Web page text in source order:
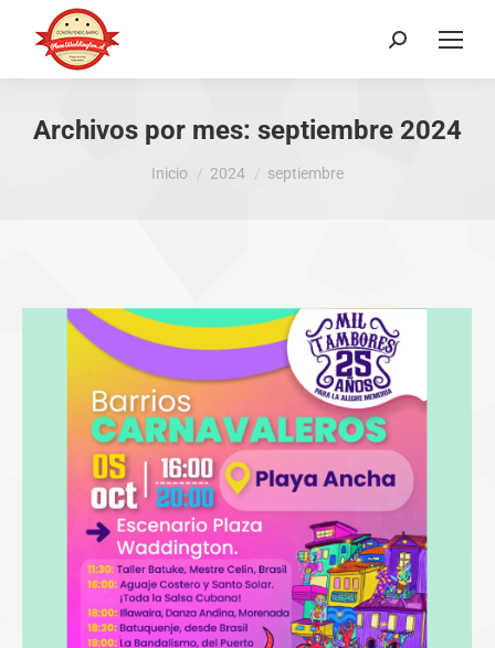
Buscar:
Archivos por mes: septiembre 2024
Estás aquí:
Inicio 2024 septiembre